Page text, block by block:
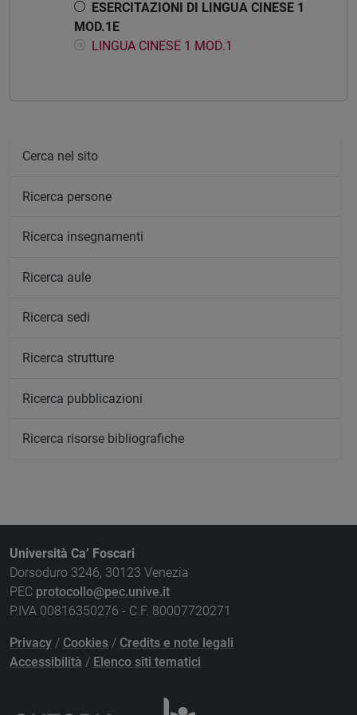
ESERCITAZIONI DI LINGUA CINESE 1
MOD.1E
LINGUA CINESE 1 MOD.1
Cerca nel sito
Ricerca persone
Ricerca insegnamenti
Ricerca aule
Ricerca sedi
Ricerca strutture
Ricerca pubblicazioni
Ricerca risorse bibliografiche
Università Ca’ Foscari
Dorsoduro 3246, 30123 Venezia
PEC protocollo@pec.unive.it
P.IVA 00816350276 - C.F. 80007720271
Privacy / Cookies / Credits e note legali
Accessibilità / Elenco siti tematici